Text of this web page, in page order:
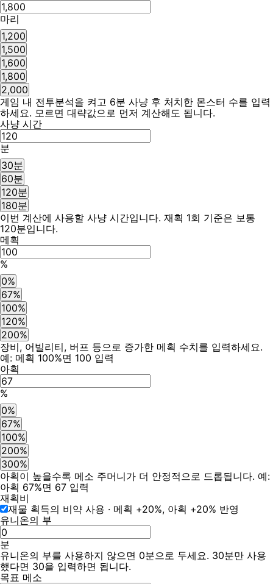
마리
1,200
1,500
1,600
1,800
2,000
게임 내 전투분석을 켜고 6분 사냥 후 처치한 몬스터 수를 입력
하세요. 모르면 대략값으로 먼저 계산해도 됩니다.
사냥 시간
분
30분
60분
120분
180분
이번 계산에 사용할 사냥 시간입니다. 재획 1회 기준은 보통
120분입니다.
메획
%
0%
67%
100%
120%
200%
장비, 어빌리티, 버프 등으로 증가한 메획 수치를 입력하세요.
예: 메획 100%면 100 입력
아획
%
0%
67%
100%
200%
300%
아획이 높을수록 메소 주머니가 더 안정적으로 드롭됩니다. 예:
아획 67%면 67 입력
재획비
재물 획득의 비약 사용 · 메획 +20%, 아획 +20% 반영
유니온의 부
분
유니온의 부를 사용하지 않으면 0분으로 두세요. 30분만 사용
했다면 30을 입력하면 됩니다.
목표 메소